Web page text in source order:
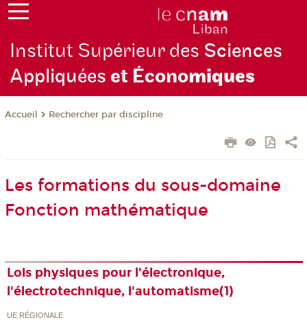
Institut Supérieur des Sciences
Appliquéeset Économiques
Accueil Rechercher par discipline
Les formations du sous-domaine
Fonction mathématique
Lois physiques pour l'électronique,
l'électrotechnique, l'automatisme(1)
UE RÉGIONALE